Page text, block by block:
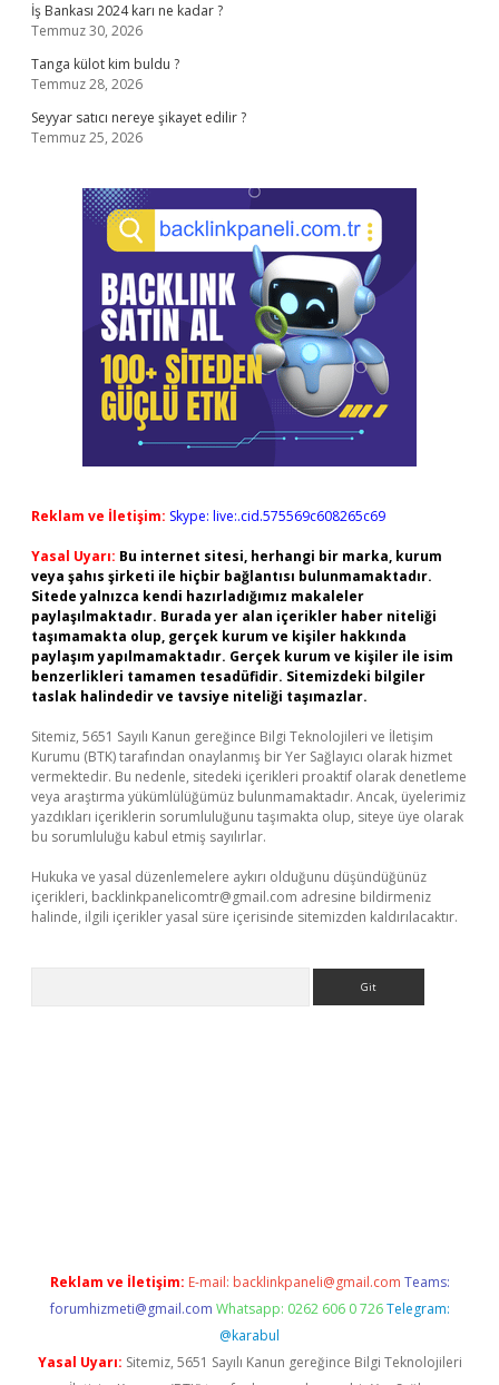
İş Bankası 2024 karı ne kadar ?
Temmuz 30, 2026
Tanga külot kim buldu ?
Temmuz 28, 2026
Seyyar satıcı nereye şikayet edilir ?
Temmuz 25, 2026
Reklam ve İletişim: Skype: live:.cid.575569c608265c69
Yasal Uyarı: Bu internet sitesi, herhangi bir marka, kurum
veya şahıs şirketi ile hiçbir bağlantısı bulunmamaktadır.
Sitede yalnızca kendi hazırladığımız makaleler
paylaşılmaktadır. Burada yer alan içerikler haber niteliği
taşımamakta olup, gerçek kurum ve kişiler hakkında
paylaşım yapılmamaktadır. Gerçek kurum ve kişiler ile isim
benzerlikleri tamamen tesadüfidir. Sitemizdeki bilgiler
taslak halindedir ve tavsiye niteliği taşımazlar.
Sitemiz, 5651 Sayılı Kanun gereğince Bilgi Teknolojileri ve İletişim
Kurumu (BTK) tarafından onaylanmış bir Yer Sağlayıcı olarak hizmet
vermektedir. Bu nedenle, sitedeki içerikleri proaktif olarak denetleme
veya araştırma yükümlülüğümüz bulunmamaktadır. Ancak, üyelerimiz
yazdıkları içeriklerin sorumluluğunu taşımakta olup, siteye üye olarak
bu sorumluluğu kabul etmiş sayılırlar.
Hukuka ve yasal düzenlemelere aykırı olduğunu düşündüğünüz
içerikleri, backlinkpanelicomtr@gmail.com adresine bildirmeniz
halinde, ilgili içerikler yasal süre içerisinde sitemizden kaldırılacaktır.
Reklam ve İletişim: E-mail: backlinkpaneli@gmail.com Teams:
forumhizmeti@gmail.com Whatsapp: 0262 606 0 726 Telegram:
@karabul
Yasal Uyarı: Sitemiz, 5651 Sayılı Kanun gereğince Bilgi Teknolojileri